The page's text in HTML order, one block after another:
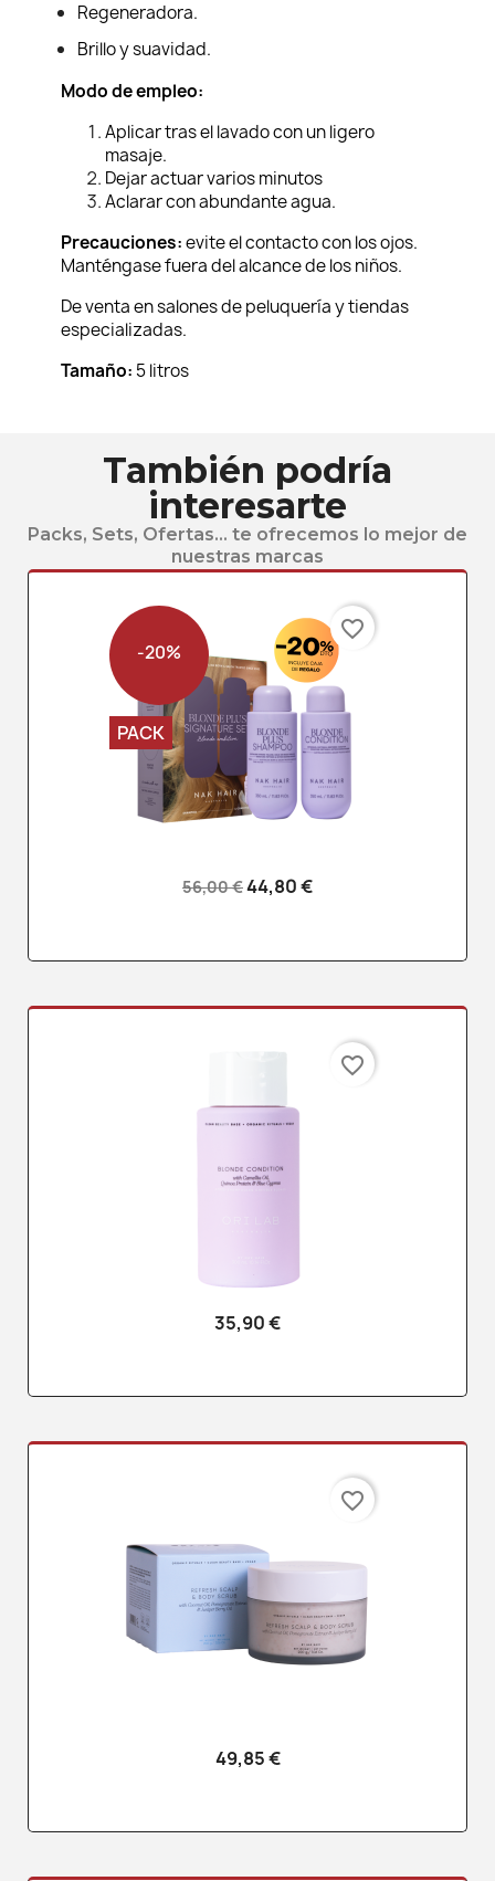
Regeneradora.
Brillo y suavidad.
Modo de empleo:
Aplicar tras el lavado con un ligero
masaje.
Dejar actuar varios minutos
Aclarar con abundante agua.
Precauciones:evite el contacto con los ojos.
Manténgase fuera del alcance de los niños.
De venta en salones de peluquería y tiendas
especializadas.
Tamaño: 5 litros
También podría
interesarte
Packs, Sets, Ofertas... te ofrecemos lo mejor de
nuestras marcas
56,00 €44,80 €
-20%
PACK
favorite_border
35,90 €
favorite_border
49,85 €
favorite_border